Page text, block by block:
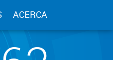
ACERCA